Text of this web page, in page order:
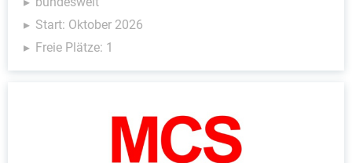
Start: Oktober 2026
Freie Plätze: 1